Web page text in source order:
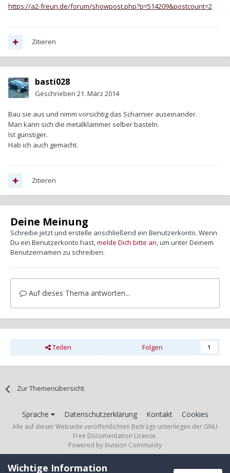
https://a2-freun.de/forum/showpost.php?p=514209&postcount=2
Zitieren
basti028
Geschrieben 21. März 2014
Bau sie aus und nimm vorsichtig das Scharnier auseinander.
Man kann sich die metalklammer selber basteln.
Ist günstiger.
Hab ich auch gemacht.
Zitieren
Deine Meinung
Schreibe jetzt und erstelle anschließend ein Benutzerkonto. Wenn
Du ein Benutzerkonto hast,melde Dich bitte an, um unter Deinem
Benutzernamen zu schreiben.
Auf dieses Thema antworten...
Teilen Folgen 1
Zur Themenübersicht
Sprache Datenschutzerklärung Kontakt Cookies
Alle auf dieser Webseite veröffentlichten Beiträge unterliegen der GNU
Free Documentation License.
Powered by Invision Community
Wichtige Information